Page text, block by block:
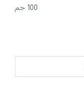
100 جم